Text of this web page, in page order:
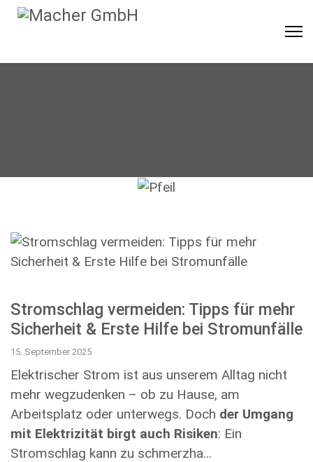
Stromschlag vermeiden: Tipps für mehr
Sicherheit & Erste Hilfe bei Stromunfälle
15. September 2025
Elektrischer Strom ist aus unserem Alltag nicht
mehr wegzudenken – ob zu Hause, am
Arbeitsplatz oder unterwegs. Doch der Umgang
mit Elektrizität birgt auch Risiken: Ein
Stromschlag kann zu schmerzha...